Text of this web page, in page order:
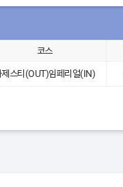
코스
제스티(OUT)임페리얼(IN)